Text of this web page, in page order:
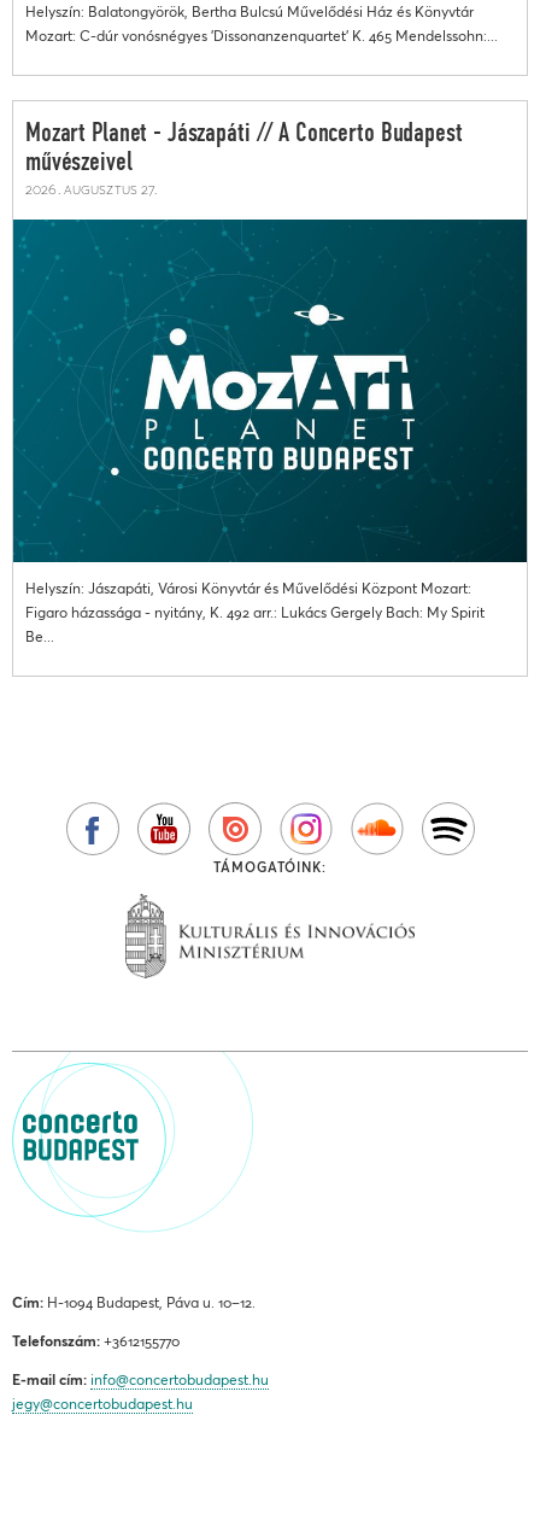
Helyszín: Balatongyörök, Bertha Bulcsú Művelődési Ház és Könyvtár
Mozart: C-dúr vonósnégyes 'Dissonanzenquartet' K. 465 Mendelssohn:...
Mozart Planet - Jászapáti // A Concerto Budapest
művészeivel
2026. augusztus 27.
Helyszín: Jászapáti, Városi Könyvtár és Művelődési Központ Mozart:
Figaro házassága - nyitány, K. 492 arr.: Lukács Gergely Bach: My Spirit
Be...
TÁMOGATÓINK:
Cím: H-1094 Budapest, Páva u. 10–12.
Telefonszám: +3612155770
E-mail cím: info@concertobudapest.hu
jegy@concertobudapest.hu